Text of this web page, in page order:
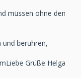
müssen ohne den
und berühren,
Grüße Helga